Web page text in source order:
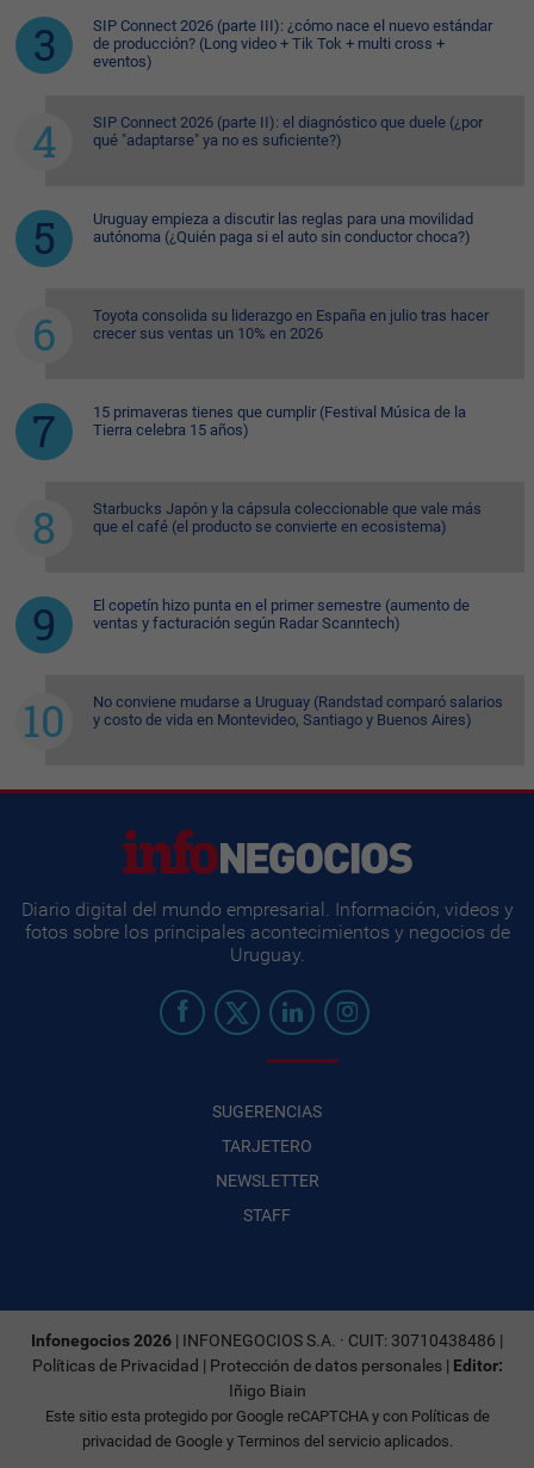
SIP Connect 2026 (parte III): ¿cómo nace el nuevo estándar
de producción? (Long video + Tik Tok + multi cross +
eventos)
SIP Connect 2026 (parte II): el diagnóstico que duele (¿por
qué "adaptarse" ya no es suficiente?)
Uruguay empieza a discutir las reglas para una movilidad
autónoma (¿Quién paga si el auto sin conductor choca?)
Toyota consolida su liderazgo en España en julio tras hacer
crecer sus ventas un 10% en 2026
15 primaveras tienes que cumplir (Festival Música de la
Tierra celebra 15 años)
Starbucks Japón y la cápsula coleccionable que vale más
que el café (el producto se convierte en ecosistema)
El copetín hizo punta en el primer semestre (aumento de
ventas y facturación según Radar Scanntech)
No conviene mudarse a Uruguay (Randstad comparó salarios
y costo de vida en Montevideo, Santiago y Buenos Aires)
Diario digital del mundo empresarial. Información, videos y
fotos sobre los principales acontecimientos y negocios de
Uruguay.
SUGERENCIAS
TARJETERO
NEWSLETTER
STAFF
Infonegocios 2026 | INFONEGOCIOS S.A. · CUIT: 30710438486 |
Políticas de Privacidad | Protección de datos personales| Editor:
Iñigo Biain
Este sitio esta protegido por Google reCAPTCHA y con Políticas de
privacidad de Googley Terminos del servicioaplicados.